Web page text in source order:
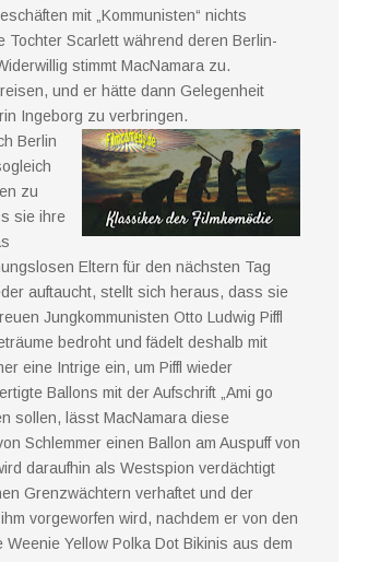
mit „Kommunisten“ nichts
Scarlett während deren Berlin-
stimmt MacNamara zu.
und er hätte dann Gelegenheit
Ingeborg zu verbringen.
Berlin
zu
sie ihre
Eltern für den nächsten Tag
auftaucht, stellt sich heraus, dass sie
Jungkommunisten Otto Ludwig Piffl
bedroht und fädelt deshalb mit
eine Intrige ein, um Piffl wieder
Ballons mit der Aufschrift „Ami go
sollen, lässt MacNamara diese
Schlemmer einen Ballon am Auspuff von
daraufhin als Westspion verdächtigt
Grenzwächtern verhaftet und der
vorgeworfen wird, nachdem er von den
Yellow Polka Dot Bikinis aus dem